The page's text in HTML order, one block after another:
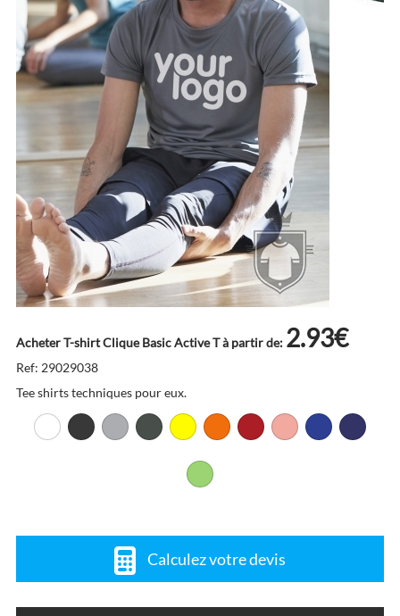
Acheter T-shirt Clique Basic Active T à partir de: 2.93€
Ref: 29029038
Tee shirts techniques pour eux.
Calculez votre devis